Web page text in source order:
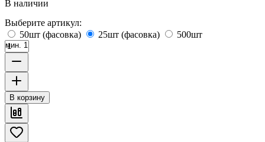
В наличии
Выберите артикул:
50шт (фасовка)
25шт (фасовка) 500шт
мин. 1
В корзину